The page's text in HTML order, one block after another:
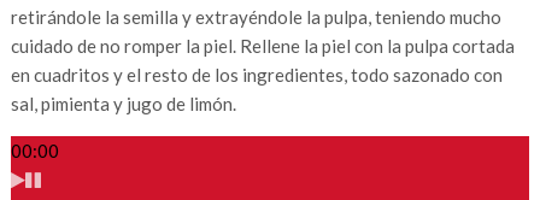
retirándole la semilla y extrayéndole la pulpa, teniendo mucho
cuidado de no romper la piel. Rellene la piel con la pulpa cortada
en cuadritos y el resto de los ingredientes, todo sazonado con
sal, pimienta y jugo de limón.
00:00